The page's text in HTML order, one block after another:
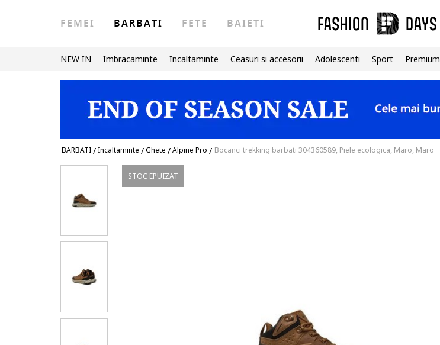
FEMEI BARBATI FETE BAIETI
NEW IN Imbracaminte Incaltaminte Ceasuri si accesorii Adolescenti Sport Premium
BARBATI/Incaltaminte /Ghete /Alpine Pro / Bocanci trekking barbati 304360589, Piele ecologica, Maro, Maro
STOC EPUIZAT